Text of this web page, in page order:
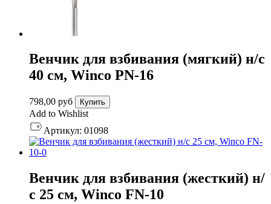
Венчик для взбивания (мягкий) н/с
40 см, Winco PN-16
798,00 руб Купить
Add to Wishlist
Артикул: 01098
Венчик для взбивания (жесткий) н/
с 25 см, Winco FN-10